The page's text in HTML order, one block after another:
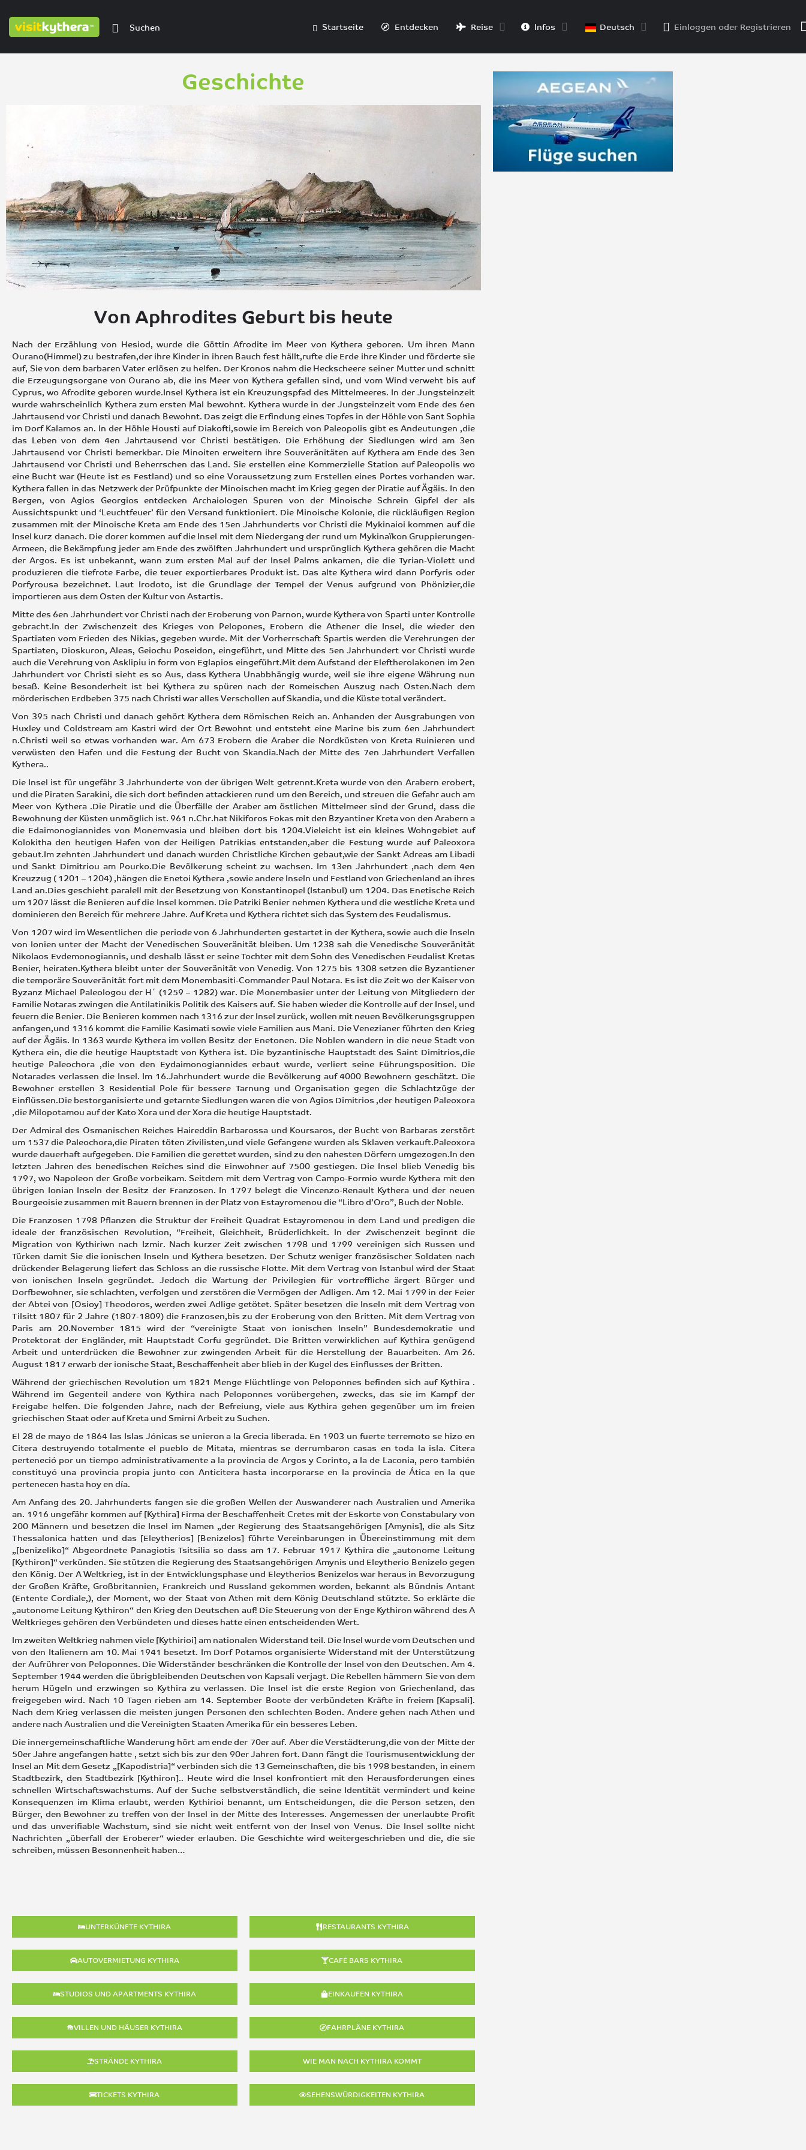
Startseite Entdecken Reise Infos Deutsch Einloggen oder Registrieren
Geschichte
Von Aphrodites Geburt bis heute
Nach der Erzählung von Hesiod, wurde die Göttin Afrodite im Meer von Kythera geboren. Um ihren Mann
Ourano(Himmel) zu bestrafen,der ihre Kinder in ihren Bauch fest hällt,rufte die Erde ihre Kinder und förderte sie
auf, Sie von dem barbaren Vater erlösen zu helfen. Der Kronos nahm die Heckscheere seiner Mutter und schnitt
die Erzeugungsorgane von Ourano ab, die ins Meer von Kythera gefallen sind, und vom Wind verweht bis auf
Cyprus, wo Afrodite geboren wurde.Insel Kythera ist ein Kreuzungspfad des Mittelmeeres. In der Jungsteinzeit
wurde wahrscheinlich Kythera zum ersten Mal bewohnt. Kythera wurde in der Jungsteinzeit vom Ende des 6en
Jahrtausend vor Christi und danach Bewohnt. Das zeigt die Erfindung eines Topfes in der Höhle von Sant Sophia
im Dorf Kalamos an. In der Höhle Housti auf Diakofti,sowie im Bereich von Paleopolis gibt es Andeutungen ,die
das Leben von dem 4en Jahrtausend vor Christi bestätigen. Die Erhöhung der Siedlungen wird am 3en
Jahrtausend vor Christi bemerkbar. Die Minoiten erweitern ihre Souveränitäten auf Kythera am Ende des 3en
Jahrtausend vor Christi und Beherrschen das Land. Sie erstellen eine Kommerzielle Station auf Paleopolis wo
eine Bucht war (Heute ist es Festland) und so eine Voraussetzung zum Erstellen eines Portes vorhanden war.
Κythera fallen in das Netzwerk der Prüfpunkte der Minoischen macht im Krieg gegen der Piratie auf Ägäis. In den
Bergen, von Agios Georgios entdecken Archaiologen Spuren von der Minoische Schrein Gipfel der als
Aussichtspunkt und ‘Leuchtfeuer’ für den Versand funktioniert. Die Minoische Kolonie, die rückläufigen Region
zusammen mit der Minoische Kreta am Ende des 15en Jahrhunderts vor Christi die Mykinaioi kommen auf die
Insel kurz danach. Die dorer kommen auf die Insel mit dem Niedergang der rund um Mykinaϊkon Gruppierungen-
Armeen, die Bekämpfung jeder am Ende des zwölften Jahrhundert und ursprünglich Kythera gehören die Macht
der Argos. Es ist unbekannt, wann zum ersten Mal auf der Insel Palms ankamen, die die Tyrian-Violett und
produzieren die tiefrote Farbe, die teuer exportierbares Produkt ist. Das alte Kythera wird dann Porfyris oder
Porfyrousa bezeichnet. Laut Irodoto, ist die Grundlage der Tempel der Venus aufgrund von Phönizier,die
importieren aus dem Osten der Kultur von Astartis.
Mitte des 6en Jahrhundert vor Christi nach der Eroberung von Parnon, wurde Kythera von Sparti unter Kontrolle
gebracht.In der Zwischenzeit des Krieges von Pelopones, Erobern die Athener die Insel, die wieder den
Spartiaten vom Frieden des Nikias, gegeben wurde. Mit der Vorherrschaft Spartis werden die Verehrungen der
Spartiaten, Dioskuron, Aleas, Geiochu Poseidon, eingeführt, und Mitte des 5en Jahrhundert vor Christi wurde
auch die Verehrung von Asklipiu in form von Eglapios eingeführt.Mit dem Aufstand der Eleftherolakonen im 2en
Jahrhundert vor Christi sieht es so Aus, dass Kythera Unabbhängig wurde, weil sie ihre eigene Währung nun
besaß. Keine Besonderheit ist bei Kythera zu spüren nach der Romeischen Auszug nach Osten.Nach dem
mörderischen Erdbeben 375 nach Christi war alles Verschollen auf Skandia, und die Küste total verändert.
Von 395 nach Christi und danach gehört Kythera dem Römischen Reich an. Anhanden der Ausgrabungen von
Huxley und Coldstream am Kastri wird der Ort Bewohnt und entsteht eine Marine bis zum 6en Jahrhundert
n.Christi weil so etwas vorhanden war. Am 673 Erobern die Araber die Nordküsten von Kreta Ruinieren und
verwüsten den Hafen und die Festung der Bucht von Skandia.Nach der Mitte des 7en Jahrhundert Verfallen
Kythera..
Die Insel ist für ungefähr 3 Jahrhunderte von der übrigen Welt getrennt.Kreta wurde von den Arabern erobert,
und die Piraten Sarakini, die sich dort befinden attackieren rund um den Bereich, und streuen die Gefahr auch am
Meer von Kythera .Die Piratie und die Überfälle der Araber am östlichen Mittelmeer sind der Grund, dass die
Bewohnung der Küsten unmöglich ist. 961 n.Chr.hat Nikiforos Fokas mit den Bzyantiner Kreta von den Arabern a
die Edaimonogiannides von Monemvasia und bleiben dort bis 1204.Vieleicht ist ein kleines Wohngebiet auf
Kolokitha den heutigen Hafen von der Heiligen Patrikias entstanden,aber die Festung wurde auf Paleoxora
gebaut.Im zehnten Jahrhundert und danach wurden Christliche Kirchen gebaut,wie der Sankt Adreas am Libadi
und Sankt Dimitriou am Pourko.Die Bevölkerung scheint zu wachsen. Im 13en Jahrhundert ,nach dem 4en
Kreuzzug ( 1201 – 1204) ,hängen die Enetoi Kythera ,sowie andere Inseln und Festland von Griechenland an ihres
Land an.Dies geschieht paralell mit der Besetzung von Konstantinopel (Istanbul) um 1204. Das Enetische Reich
um 1207 lässt die Benieren auf die Insel kommen. Die Patriki Benier nehmen Kythera und die westliche Kreta und
dominieren den Bereich für mehrere Jahre. Auf Kreta und Kythera richtet sich das System des Feudalismus.
Von 1207 wird im Wesentlichen die periode von 6 Jahrhunderten gestartet in der Kythera, sowie auch die Inseln
von Ionien unter der Macht der Venedischen Souveränität bleiben. Um 1238 sah die Venedische Souveränität
Nikolaos Evdemonogiannis, und deshalb lässt er seine Tochter mit dem Sohn des Venedischen Feudalist Kretas
Benier, heiraten.Kythera bleibt unter der Souveränität von Venedig. Von 1275 bis 1308 setzen die Byzantiener
die temporäre Souveränität fort mit dem Monembasiti-Commander Paul Notara. Es ist die Zeit wo der Kaiser von
Byzanz Michael Paleologou der H΄ (1259 – 1282) war. Die Monembasier unter der Leitung von Mitgliedern der
Familie Notaras zwingen die Antilatinikis Politik des Kaisers auf. Sie haben wieder die Kontrolle auf der Insel, und
feuern die Benier. Die Benieren kommen nach 1316 zur der Insel zurück, wollen mit neuen Bevölkerungsgruppen
anfangen,und 1316 kommt die Familie Kasimati sowie viele Familien aus Mani. Die Venezianer führten den Krieg
auf der Ägäis. In 1363 wurde Kythera im vollen Besitz der Enetonen. Die Noblen wandern in die neue Stadt von
Kythera ein, die die heutige Hauptstadt von Kythera ist. Die byzantinische Hauptstadt des Saint Dimitrios,die
heutige Paleochora ,die von den Eydaimonogiannides erbaut wurde, verliert seine Führungsposition. Die
Notarades verlassen die Insel. Im 16.Jahrhundert wurde die Bevölkerung auf 4000 Bewohnern geschätzt. Die
Bewohner erstellen 3 Residential Pole für bessere Tarnung und Organisation gegen die Schlachtzüge der
Einflüssen.Die bestorganisierte und getarnte Siedlungen waren die von Agios Dimitrios ,der heutigen Paleoxora
,die Milopotamou auf der Kato Xora und der Xora die heutige Hauptstadt.
Der Admiral des Osmanischen Reiches Haireddin Barbarossa und Koursaros, der Bucht von Barbaras zerstört
um 1537 die Paleochora,die Piraten töten Zivilisten,und viele Gefangene wurden als Sklaven verkauft.Paleoxora
wurde dauerhaft aufgegeben. Die Familien die gerettet wurden, sind zu den nahesten Dörfern umgezogen.In den
letzten Jahren des benedischen Reiches sind die Einwohner auf 7500 gestiegen. Die Insel blieb Venedig bis
1797, wo Napoleon der Große vorbeikam. Seitdem mit dem Vertrag von Campo-Formio wurde Kythera mit den
übrigen Ionian Inseln der Besitz der Franzosen. In 1797 belegt die Vincenzo-Renault Kythera und der neuen
Bourgeoisie zusammen mit Bauern brennen in der Platz von Estayromenou die “Libro d’Oro”, Buch der Noble.
Die Franzosen 1798 Pflanzen die Struktur der Freiheit Quadrat Estayrοmenou in dem Land und predigen die
ideale der französischen Revolution, “Freiheit, Gleichheit, Brüderlichkeit. In der Zwischenzeit beginnt die
Migration von Kythiriwn nach Izmir. Nach kurzer Zeit zwischen 1798 und 1799 vereinigen sich Russen und
Türken damit Sie die ionischen Inseln und Kythera besetzen. Der Schutz weniger französischer Soldaten nach
drückender Belagerung liefert das Schloss an die russische Flotte. Mit dem Vertrag von Istanbul wird der Staat
von ionischen Inseln gegründet. Jedoch die Wartung der Privilegien für vortreffliche ärgert Bürger und
Dorfbewohner, sie schlachten, verfolgen und zerstören die Vermögen der Adligen. Am 12. Mai 1799 in der Feier
der Abtei von [Osioy] Theodoros, werden zwei Adlige getötet. Später besetzen die Inseln mit dem Vertrag von
Tilsitt 1807 für 2 Jahre (1807-1809) die Franzosen,bis zu der Eroberung von den Britten. Mit dem Vertrag von
Paris am 20.November 1815 wird der “vereinigte Staat von ionischen Inseln” Bundesdemokratie und
Protektorat der Engländer, mit Hauptstadt Corfu gegründet. Die Britten verwirklichen auf Kythira genügend
Arbeit und unterdrücken die Bewohner zur zwingenden Arbeit für die Herstellung der Bauarbeiten. Am 26.
August 1817 erwarb der ionische Staat, Beschaffenheit aber blieb in der Kugel des Einflusses der Britten.
Während der griechischen Revolution um 1821 Menge Flüchtlinge von Peloponnes befinden sich auf Kythira .
Während im Gegenteil andere von Kythira nach Peloponnes vorübergehen, zwecks, das sie im Kampf der
Freigabe helfen. Die folgenden Jahre, nach der Befreiung, viele aus Kythira gehen gegenüber um im freien
griechischen Staat oder auf Kreta und Smirni Arbeit zu Suchen.
El 28 de mayo de 1864 las Islas Jónicas se unieron a la Grecia liberada. En 1903 un fuerte terremoto se hizo en
Citera destruyendo totalmente el pueblo de Mitata, mientras se derrumbaron casas en toda la isla. Citera
perteneció por un tiempo administrativamente a la provincia de Argos y Corinto, a la de Laconia, pero también
constituyó una provincia propia junto con Anticitera hasta incorporarse en la provincia de Ática en la que
pertenecen hasta hoy en día.
Am Anfang des 20. Jahrhunderts fangen sie die großen Wellen der Auswanderer nach Australien und Amerika
an. 1916 ungefähr kommen auf [Kythira] Firma der Beschaffenheit Cretes mit der Eskorte von Constabulary von
200 Männern und besetzen die Insel im Namen „der Regierung des Staatsangehörigen [Amynis], die als Sitz
Thessalonica hatten und das [Eleytherios] [Benizelos] führte Vereinbarungen in Übereinstimmung mit dem
„[benizeliko]“ Abgeordnete Panagiotis Tsitsilia so dass am 17. Februar 1917 Kythira die „autonome Leitung
[Kythiron]“ verkünden. Sie stützen die Regierung des Staatsangehörigen Amynis und Eleytherio Benizelo gegen
den König. Der A Weltkrieg, ist in der Entwicklungsphase und Eleytherios Benizelos war heraus in Bevorzugung
der Großen Kräfte, Großbritannien, Frankreich und Russland gekommen worden, bekannt als Bündnis Antant
(Entente Cordiale,), der Moment, wo der Staat von Athen mit dem König Deutschland stützte. So erklärte die
„autonome Leitung Kythiron“ den Krieg den Deutschen auf! Die Steuerung von der Enge Kythiron während des A
Weltkrieges gehören den Verbündeten und dieses hatte einen entscheidenden Wert.
Ιm zweiten Weltkrieg nahmen viele [Kythirioi] am nationalen Widerstand teil. Die Insel wurde vom Deutschen und
von den Italienern am 10. Mai 1941 besetzt. Im Dorf Potamos organisierte Widerstand mit der Unterstützung
der Aufrührer von Peloponnes. Die Widerständer beschränken die Kontrolle der Insel von den Deutschen. Am 4.
September 1944 werden die übrigbleibenden Deutschen von Kapsali verjagt. Die Rebellen hämmern Sie von dem
herum Hügeln und erzwingen so Kythira zu verlassen. Die Insel ist die erste Region von Griechenland, das
freigegeben wird. Nach 10 Tagen rieben am 14. September Boote der verbündeten Kräfte in freiem [Kapsali].
Nach dem Krieg verlassen die meisten jungen Personen den schlechten Boden. Andere gehen nach Athen und
andere nach Australien und die Vereinigten Staaten Amerika für ein besseres Leben.
Die innergemeinschaftliche Wanderung hört am ende der 70er auf. Aber die Verstädterung,die von der Mitte der
50er Jahre angefangen hatte , setzt sich bis zur den 90er Jahren fort. Dann fängt die Tourismusentwicklung der
Insel an Mit dem Gesetz „[Kapodistria]“ verbinden sich die 13 Gemeinschaften, die bis 1998 bestanden, in einem
Stadtbezirk, den Stadtbezirk [Kythiron].. Heute wird die Insel konfrontiert mit den Herausforderungen eines
schnellen Wirtschaftswachstums. Auf der Suche selbstverständlich, die seine Identität vermindert und keine
Konsequenzen im Klima erlaubt, werden Kythirioi benannt, um Entscheidungen, die die Person setzen, den
Bürger, den Bewohner zu treffen von der Insel in der Mitte des Interesses. Angemessen der unerlaubte Profit
und das unverifiable Wachstum, sind sie nicht weit entfernt von der Insel von Venus. Die Insel sollte nicht
Nachrichten „überfall der Eroberer“ wieder erlauben. Die Geschichte wird weitergeschrieben und die, die sie
schreiben, müssen Besonnenheit haben…
UNTERKÜNFTE KYTHIRA
AUTOVERMIETUNG KYTHIRA
STUDIOS UND APARTMENTS KYTHIRA
VILLEN UND HÄUSER KYTHIRA
STRÄNDE KYTHIRA
TICKETS KYTHIRA
RESTAURANTS KYTHIRA
CAFÉ BARS KYTHIRA
EINKAUFEN KYTHIRA
FAHRPLÄNE KYTHIRA
WIE MAN NACH KYTHIRA KOMMT
SEHENSWÜRDIGKEITEN KYTHIRA